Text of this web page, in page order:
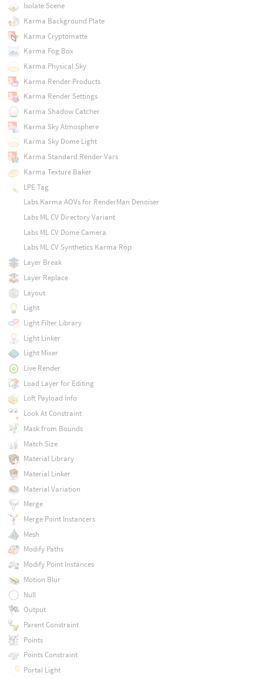
Isolate Scene
Karma Background Plate
Karma Cryptomatte
Karma Fog Box
Karma Physical Sky
Karma Render Products
Karma Render Settings
Karma Shadow Catcher
Karma Sky Atmosphere
Karma Sky Dome Light
Karma Standard Render Vars
Karma Texture Baker
LPE Tag
Labs Karma AOVs for RenderMan Denoiser
Labs ML CV Directory Variant
Labs ML CV Dome Camera
Labs ML CV Synthetics Karma Rop
Layer Break
Layer Replace
Layout
Light
Light Filter Library
Light Linker
Light Mixer
Live Render
Load Layer for Editing
Loft Payload Info
Look At Constraint
Mask from Bounds
Match Size
Material Library
Material Linker
Material Variation
Merge
Merge Point Instancers
Mesh
Modify Paths
Modify Point Instances
Motion Blur
Null
Output
Parent Constraint
Points
Points Constraint
Portal Light